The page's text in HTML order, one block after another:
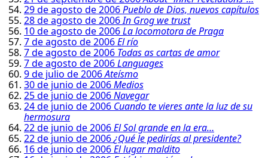
29 de agosto de 2006Pueblo de Dios, nuevos capítulos
28 de agosto de 2006In Grog we trust
10 de agosto de 2006La locomotora de Praga
7 de agosto de 2006El río
7 de agosto de 2006 Todas as cartas de amor
7 de agosto de 2006Languages
9 de julio de 2006Ateísmo
30 de junio de 2006Medios
25 de junio de 2006Navegar
24 de junio de 2006 Cuando te vieres ante la luz de su
hermosura
22 de junio de 2006El Sol grande en la era…
22 de junio de 2006¿Qué le pedirías al presidente?
16 de junio de 2006El lugar maldito